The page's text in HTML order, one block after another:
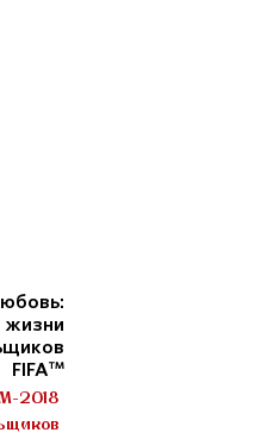
жизни
FIFA™
2018